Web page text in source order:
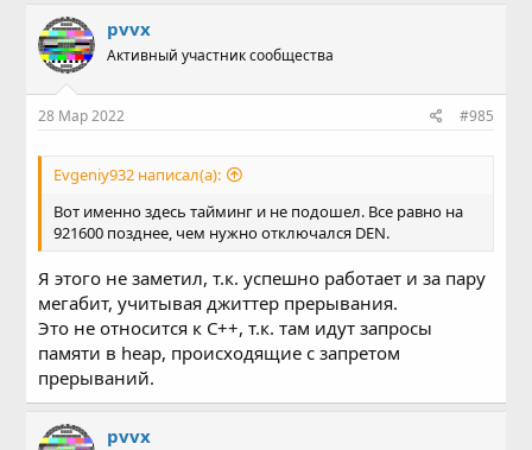
pvvx
Активный участник сообщества
28 Мар 2022 #985
Evgeniy932 написал(а):
Вот именно здесь тайминг и не подошел. Все равно на
921600 позднее, чем нужно отключался DEN.
Я этого не заметил, т.к. успешно работает и за пару
мегабит, учитывая джиттер прерывания.
Это не относится к С++, т.к. там идут запросы
памяти в heap, происходящие с запретом
прерываний.
pvvx